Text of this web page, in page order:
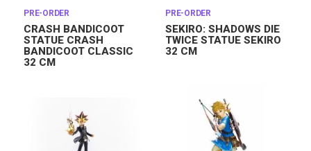
CRASH BANDICOOT
STATUE CRASH
BANDICOOT CLASSIC
32 CM
PRE-ORDER
SEKIRO: SHADOWS DIE
TWICE STATUE SEKIRO
32 CM
PRE-ORDER